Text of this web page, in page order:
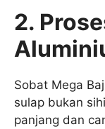
2.
Sobat Mega
sulap bukan
panjang dan